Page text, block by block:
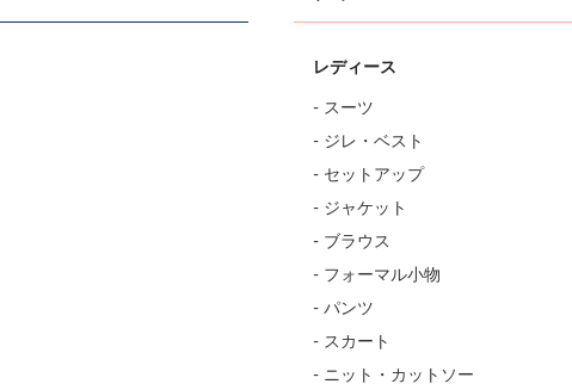
レディース
- スーツ
- ジレ・ベスト
- セットアップ
- ジャケット
- ブラウス
- フォーマル小物
- パンツ
- スカート
- ニット・カットソー